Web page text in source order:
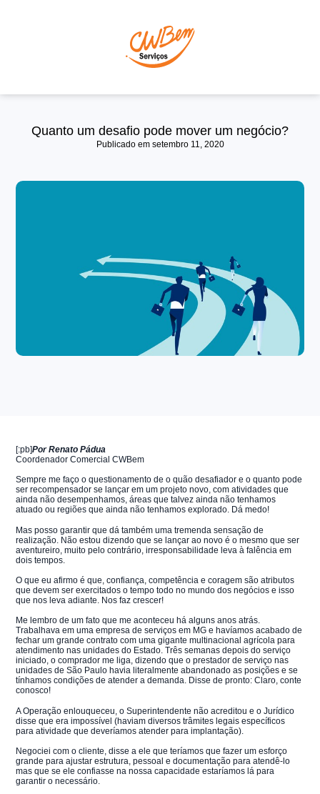
Quanto um desafio pode mover um negócio?
Publicado em setembro 11, 2020
[:pb]Por Renato Pádua
Coordenador Comercial CWBem
Sempre me faço o questionamento de o quão desafiador e o quanto pode
ser recompensador se lançar em um projeto novo, com atividades que
ainda não desempenhamos, áreas que talvez ainda não tenhamos
atuado ou regiões que ainda não tenhamos explorado. Dá medo!
Mas posso garantir que dá também uma tremenda sensação de
realização. Não estou dizendo que se lançar ao novo é o mesmo que ser
aventureiro, muito pelo contrário, irresponsabilidade leva à falência em
dois tempos.
O que eu afirmo é que, confiança, competência e coragem são atributos
que devem ser exercitados o tempo todo no mundo dos negócios e isso
que nos leva adiante. Nos faz crescer!
Me lembro de um fato que me aconteceu há alguns anos atrás.
Trabalhava em uma empresa de serviços em MG e havíamos acabado de
fechar um grande contrato com uma gigante multinacional agrícola para
atendimento nas unidades do Estado. Três semanas depois do serviço
iniciado, o comprador me liga, dizendo que o prestador de serviço nas
unidades de São Paulo havia literalmente abandonado as posições e se
tínhamos condições de atender a demanda. Disse de pronto: Claro, conte
conosco!
A Operação enlouqueceu, o Superintendente não acreditou e o Jurídico
disse que era impossível (haviam diversos trâmites legais específicos
para atividade que deveríamos atender para implantação).
Negociei com o cliente, disse a ele que teríamos que fazer um esforço
grande para ajustar estrutura, pessoal e documentação para atendê-lo
mas que se ele confiasse na nossa capacidade estaríamos lá para
garantir o necessário.